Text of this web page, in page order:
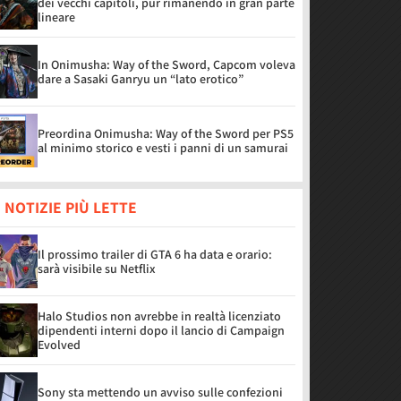
lineare
In Onimusha: Way of the Sword, Capcom voleva
dare a Sasaki Ganryu un “lato erotico”
Preordina Onimusha: Way of the Sword per PS5
al minimo storico e vesti i panni di un samurai
NOTIZIE PIÙ LETTE
Il prossimo trailer di GTA 6 ha data e orario:
sarà visibile su Netflix
Halo Studios non avrebbe in realtà licenziato
dipendenti interni dopo il lancio di Campaign
Evolved
Sony sta mettendo un avviso sulle confezioni